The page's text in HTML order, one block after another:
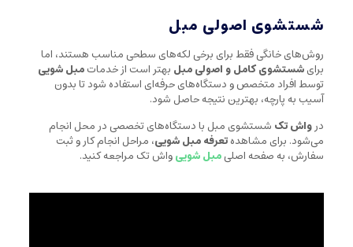
شستشوی اصولی مبل
روش‌های خانگی فقط برای برخی لکه‌های سطحی مناسب هستند، اما
برایشستشوی کامل و اصولی مبل بهتر است از خدماتمبل شویی
توسط افراد متخصص و دستگاه‌های حرفه‌ای استفاده شود تا بدون
آسیب به پارچه، بهترین نتیجه حاصل شود.
درواش تک شستشوی مبل با دستگاه‌های تخصصی در محل انجام
می‌شود. برای مشاهدهتعرفه مبل شویی، مراحل انجام کار و ثبت
سفارش، به صفحه اصلیمبل شوییواش تک مراجعه کنید.